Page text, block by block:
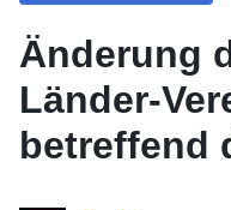
Änderung
Länder-
betreffend